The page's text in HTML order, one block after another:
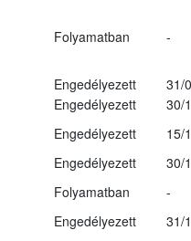
Folyamatban -
Engedélyezett
31/
Engedélyezett
30/
Engedélyezett
15/
Engedélyezett
30/
Folyamatban
-
Engedélyezett
31/